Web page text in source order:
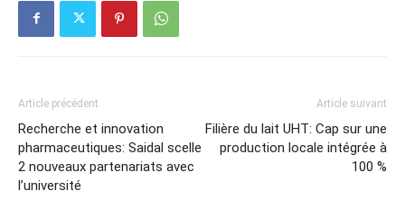
Article précédent
Recherche et innovation
pharmaceutiques: Saidal scelle
2 nouveaux partenariats avec
l’université
Article suivant
Filière du lait UHT: Cap sur une
production locale intégrée à
100 %